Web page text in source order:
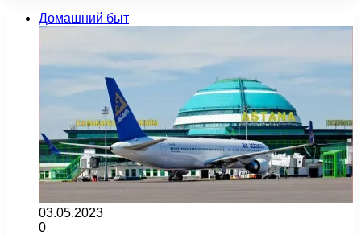
Домашний быт
03.05.2023
0